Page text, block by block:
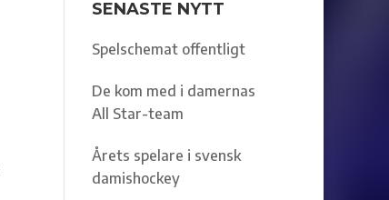
SENASTE NYTT
Spelschemat offentligt
De kom med i damernas
All Star-team
Årets spelare i svensk
damishockey